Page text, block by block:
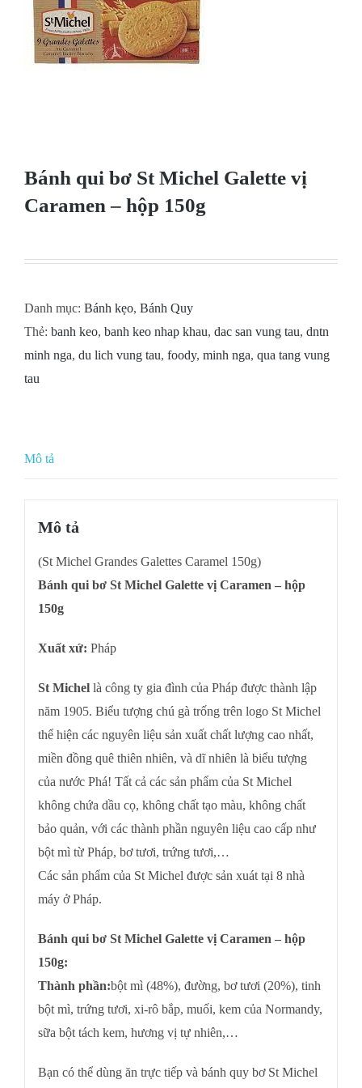
Bánh qui bơ St Michel Galette vị
Caramen – hộp 150g
Danh mục: Bánh kẹo, Bánh Quy
Thẻ: banh keo, banh keo nhap khau, dac san vung tau, dntn
minh nga, du lich vung tau, foody, minh nga, qua tang vung
tau
Mô tả
Mô tả
(St Michel Grandes Galettes Caramel 150g)
Bánh qui bơ St Michel Galette vị Caramen – hộp
150g
Xuất xứ: Pháp
St Michellà công ty gia đình của Pháp được thành lập
năm 1905. Biểu tượng chú gà trống trên logo St Michel
thể hiện các nguyên liệu sản xuất chất lượng cao nhất,
miền đồng quê thiên nhiên, và dĩ nhiên là biểu tượng
của nước Phá! Tất cả các sản phẩm của St Michel
không chứa dầu cọ, không chất tạo màu, không chất
bảo quản, với các thành phần nguyên liệu cao cấp như
bột mì từ Pháp, bơ tươi, trứng tươi,…
Các sản phẩm của St Michel được sản xuát tại 8 nhà
máy ở Pháp.
Bánh qui bơ St Michel Galette vị Caramen – hộp
150g:
Thành phần:bột mì (48%), đường, bơ tươi (20%), tinh
bột mì, trứng tươi, xi-rô bắp, muối, kem của Normandy,
sữa bột tách kem, hương vị tự nhiên,…
Bạn có thể dùng ăn trực tiếp và bánh quy bơ St Michel